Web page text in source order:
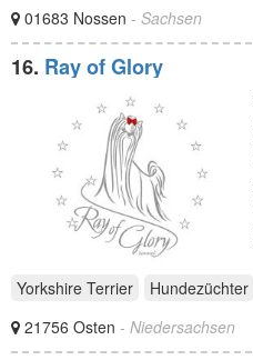
01683 Nossen - Sachsen
16. Ray of Glory
Yorkshire Terrier
Hundezüchter
21756 Osten - Niedersachsen